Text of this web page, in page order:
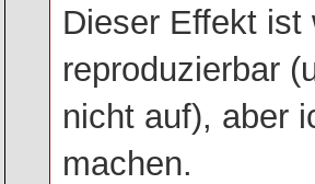
Dieser Effekt ist
reproduzierbar
nicht auf), aber
machen.